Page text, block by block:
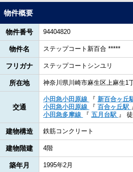
物件概要
物件番号 94404820
物件名 ステップコート新百合 *****
フリガナ ステップコートシンユリ
所在地 神奈川県川崎市麻生区上麻生1
交通
小田急小田原線 『 新百合ヶ丘
小田急小田原線
『 百合ヶ丘駅
小田急多摩線
『 五月台駅 』
建物構造 鉄筋コンクリート
建物階建 4階
築年月 1995年2月